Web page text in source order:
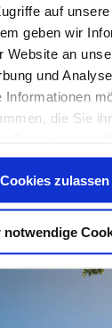
auf
geben wir
Website an
und
Informationen
die Sie
finden Sie
Impressum.
Cookies zulassen
notwendige
Pipes Blue // EPDs